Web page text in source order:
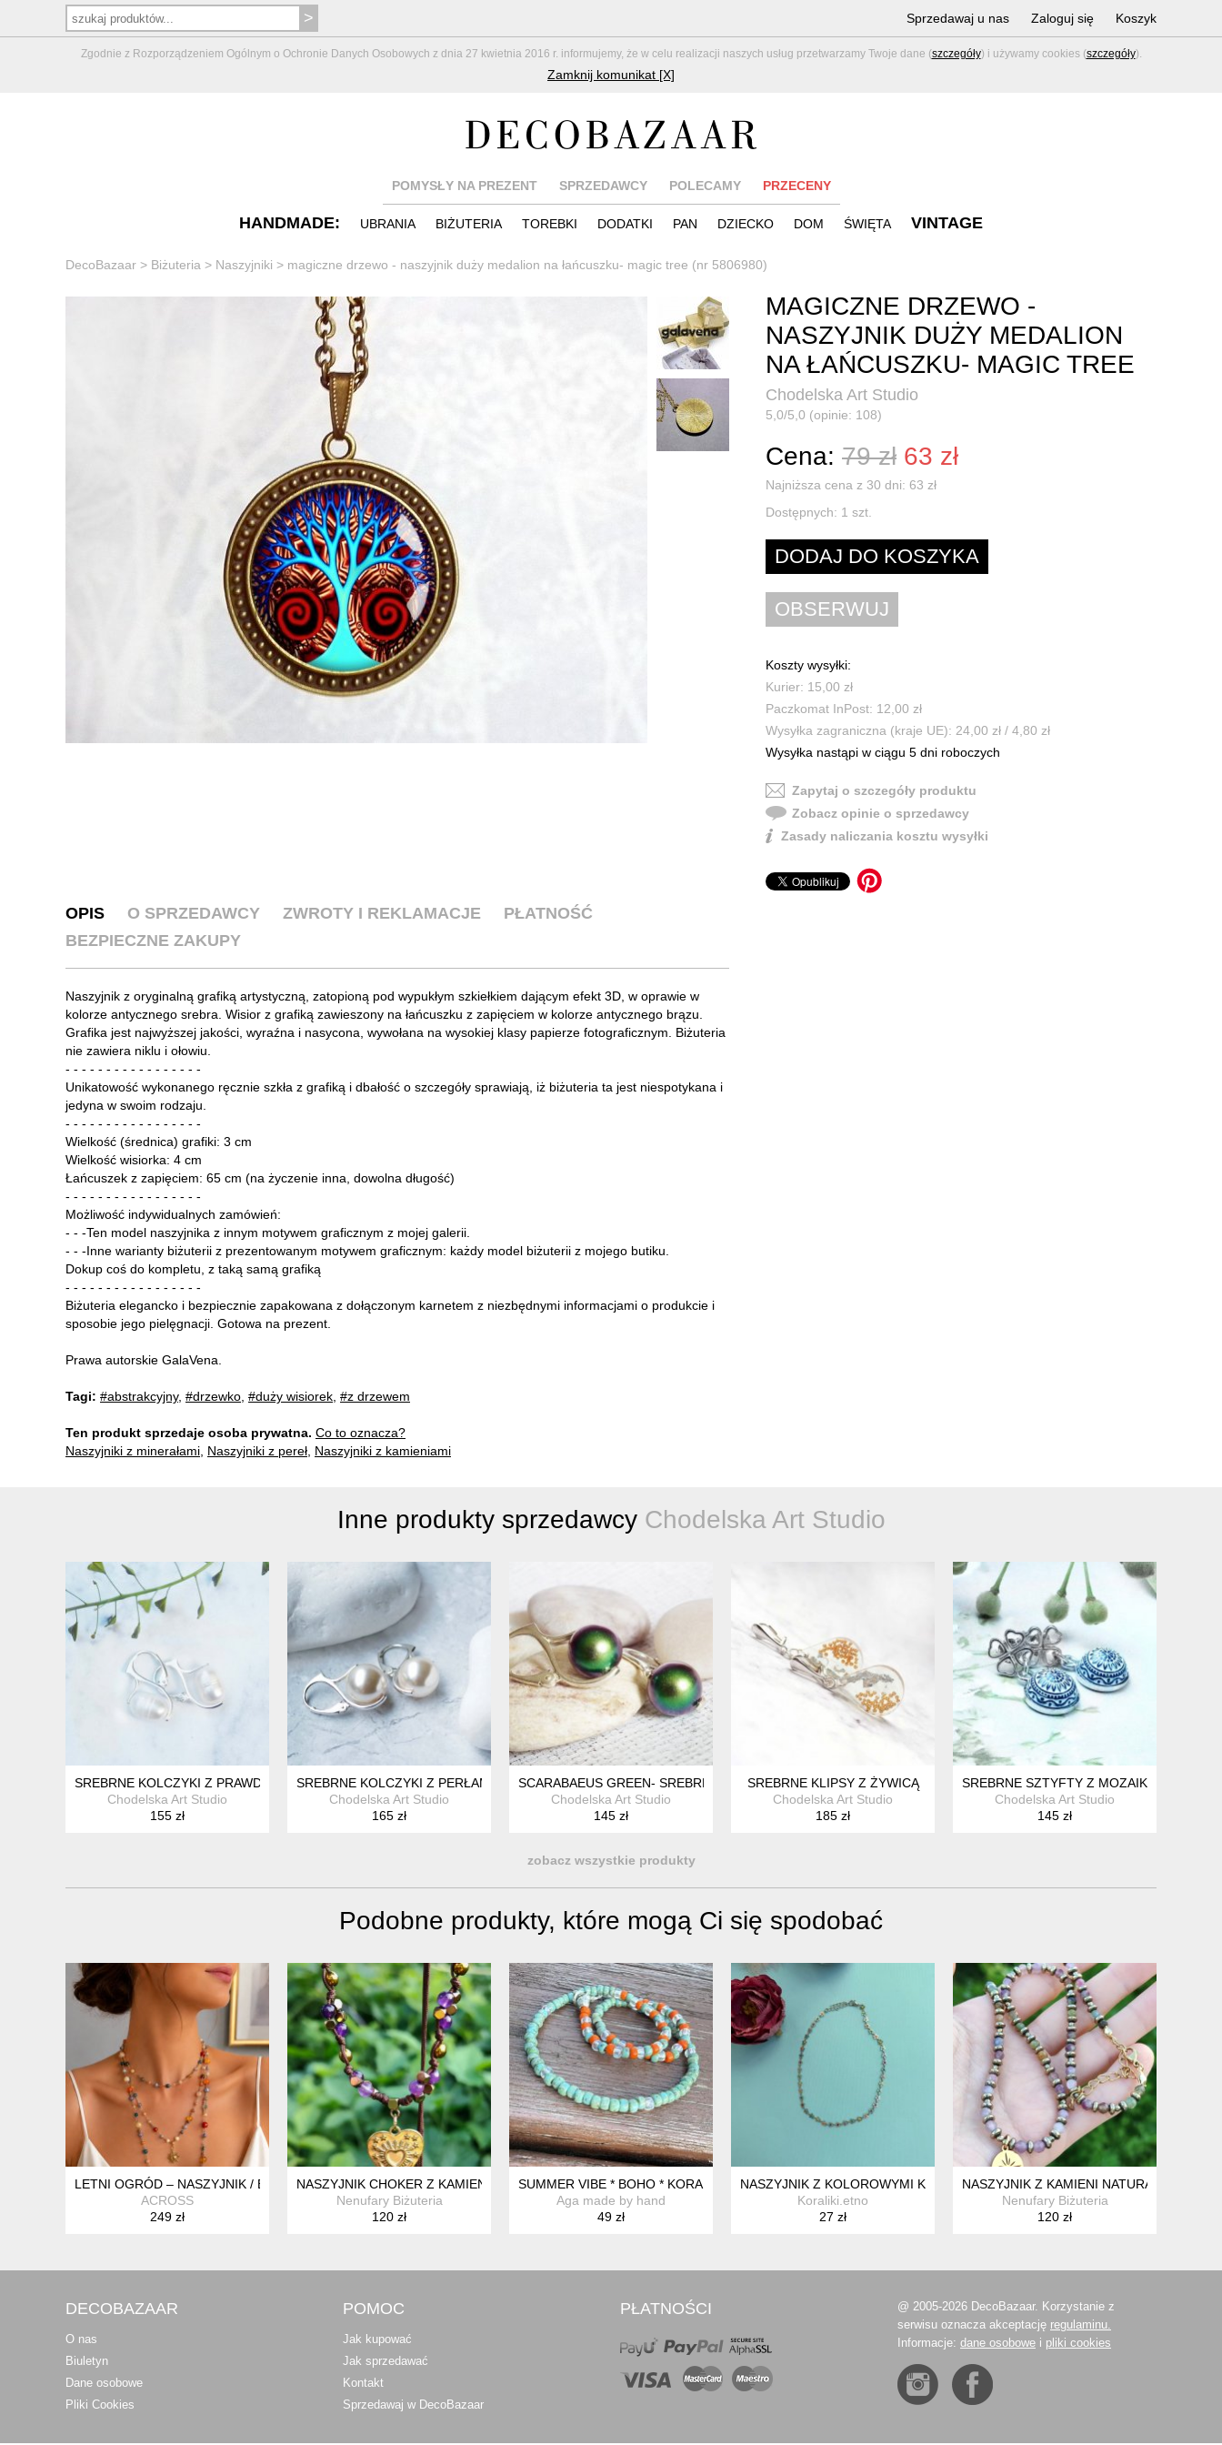
Zgodnie z Rozporządzeniem Ogólnym o Ochronie Danych Osobowych z dnia 27 kwietnia 2016 r. informujemy, że w celu realizacji naszych usług przetwarzamy Twoje dane (szczegóły) i używamy cookies (szczegóły).
Zamknij komunikat [X]
Sprzedawaj u nas Zaloguj się Koszyk
POMYSŁY NA PREZENT SPRZEDAWCY POLECAMY PRZECENY
HANDMADE: UBRANIA BIŻUTERIA TOREBKI DODATKI PAN DZIECKO DOM ŚWIĘTA VINTAGE
DecoBazaar > Biżuteria > Naszyjniki > magiczne drzewo - naszyjnik duży medalion na łańcuszku- magic tree (nr 5806980)
MAGICZNE DRZEWO -
NASZYJNIK DUŻY MEDALION
NA ŁAŃCUSZKU- MAGIC TREE
Chodelska Art Studio
5,0/5,0 (opinie: 108)
Cena: 79 zł 63 zł
Najniższa cena z 30 dni: 63 zł
Dostępnych: 1 szt.
Koszty wysyłki:
Kurier: 15,00 zł
Paczkomat InPost: 12,00 zł
Wysyłka zagraniczna (kraje UE): 24,00 zł / 4,80 zł
Wysyłka nastąpi w ciągu 5 dni roboczych
Zapytaj o szczegóły produktu
Zobacz opinie o sprzedawcy
Zasady naliczania kosztu wysyłki
OPIS O SPRZEDAWCY ZWROTY I REKLAMACJE
PŁATNOŚĆ
BEZPIECZNE ZAKUPY
Naszyjnik z oryginalną grafiką artystyczną, zatopioną pod wypukłym szkiełkiem dającym efekt 3D, w oprawie w
kolorze antycznego srebra. Wisior z grafiką zawieszony na łańcuszku z zapięciem w kolorze antycznego brązu.
Grafika jest najwyższej jakości, wyraźna i nasycona, wywołana na wysokiej klasy papierze fotograficznym. Biżuteria
nie zawiera niklu i ołowiu.
- - - - - - - - - - - - - - - - -
Unikatowość wykonanego ręcznie szkła z grafiką i dbałość o szczegóły sprawiają, iż biżuteria ta jest niespotykana i
jedyna w swoim rodzaju.
- - - - - - - - - - - - - - - - -
Wielkość (średnica) grafiki: 3 cm
Wielkość wisiorka: 4 cm
Łańcuszek z zapięciem: 65 cm (na życzenie inna, dowolna długość)
- - - - - - - - - - - - - - - - -
Możliwość indywidualnych zamówień:
- - -Ten model naszyjnika z innym motywem graficznym z mojej galerii.
- - -Inne warianty biżuterii z prezentowanym motywem graficznym: każdy model biżuterii z mojego butiku.
Dokup coś do kompletu, z taką samą grafiką
- - - - - - - - - - - - - - - - -
Biżuteria elegancko i bezpiecznie zapakowana z dołączonym karnetem z niezbędnymi informacjami o produkcie i
sposobie jego pielęgnacji. Gotowa na prezent.
Prawa autorskie GalaVena.
Tagi: #abstrakcyjny, #drzewko #duży wisiorek #z drzewem
Ten produkt sprzedaje osoba prywatna. Co to oznacza?
Naszyjniki z minerałami Naszyjniki z pereł Naszyjniki z kamieniami
Inne produkty sprzedawcy Chodelska Art Studio
SREBRNE KOLCZYKI Z PRAWDZIWYMI PERŁAMI
Chodelska Art Studio
155 zł
SREBRNE KOLCZYKI Z PERŁAMI SWAROVSKI
Chodelska Art Studio
165 zł
SCARABAEUS GREEN- SREBRNE KOLCZYKI
Chodelska Art Studio
145 zł
SREBRNE KLIPSY Z ŻYWICĄ
Chodelska Art Studio
185 zł
SREBRNE SZTYFTY Z MOZAIKĄ
Chodelska Art Studio
145 zł
zobacz wszystkie produkty
Podobne produkty, które mogą Ci się spodobać
LETNI OGRÓD – NASZYJNIK / BRANSOLETKA 2W1 Z NATURALNYMI MINERAŁAMI — SORBET
ACROSS
249 zł
NASZYJNIK CHOKER Z KAMIENI NATURALNYCH
Nenufary Biżuteria
120 zł
SUMMER VIBE * BOHO * KORALIKI * ETNO * LETNI KOLOROWY NASZYJNIK * FOLK * SZAŁWIOWA ZIELEŃ
Aga made by hand
49 zł
NASZYJNIK Z KOLOROWYMI KWIATKAMI
Koraliki.etno
27 zł
NASZYJNIK Z KAMIENI NATURALNYCH
Nenufary Biżuteria
120 zł
DECOBAZAAR
O nas
Biuletyn
Dane osobowe
Pliki Cookies
POMOC
Jak kupować
Jak sprzedawać
Kontakt
Sprzedawaj w DecoBazaar
PŁATNOŚCI
@ 2005-2026 DecoBazaar. Korzystanie z
serwisu oznacza akceptację regulaminu.
Informacje: dane osobowe i pliki cookies